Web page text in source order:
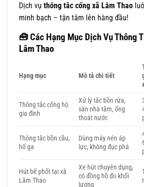
Dịch vụ thông tắc cống xã Lâm Thao
minh bạch – tận tâm lên hàng đầu!
🧰 Các Hạng Mục Dịch Vụ Thông
Lâm Thao
Hạng mục Mô tả chi tiết
Thông tắc cống hộ
gia đình
Xử lý tắc bồn rửa,
sàn nhà tắm, ống
thoát nước
Thông tắc bồn cầu,
hố ga
Dùng máy nén áp
lực, không đục phá
Hút bể phốt tại xã
Lâm Thao
Xe hút chuyên dụng,
có đồng hồ đo khối
lượng